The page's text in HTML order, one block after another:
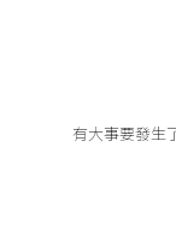
精品
有大事要發生